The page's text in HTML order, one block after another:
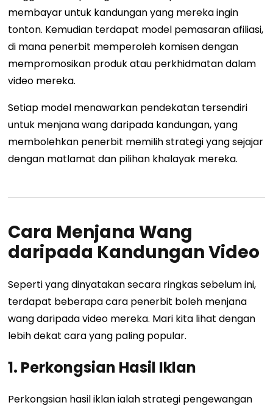
membayar untuk kandungan yang mereka ingin
tonton. Kemudian terdapat model pemasaran afiliasi,
di mana penerbit memperoleh komisen dengan
mempromosikan produk atau perkhidmatan dalam
video mereka.
Setiap model menawarkan pendekatan tersendiri
untuk menjana wang daripada kandungan, yang
membolehkan penerbit memilih strategi yang sejajar
dengan matlamat dan pilihan khalayak mereka.
Cara Menjana Wang
daripada Kandungan Video
Seperti yang dinyatakan secara ringkas sebelum ini,
terdapat beberapa cara penerbit boleh menjana
wang daripada video mereka. Mari kita lihat dengan
lebih dekat cara yang paling popular.
1. Perkongsian Hasil Iklan
Perkongsian hasil iklan ialah strategi pengewangan